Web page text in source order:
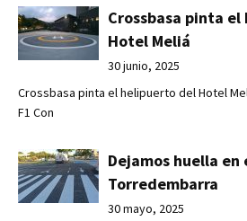
Crossbasa pinta
Hotel Meliá
30 junio, 2025
Crossbasa pinta el helipuerto del Hotel
F1 Con
Dejamos huella
Torredembarra
30 mayo, 2025